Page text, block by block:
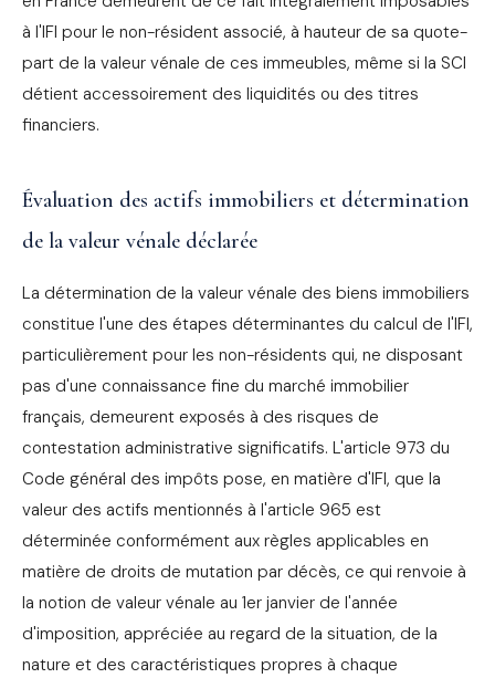
à l'IFI pour le non-résident associé, à hauteur de sa quote-
part de la valeur vénale de ces immeubles, même si la SCI
détient accessoirement des liquidités ou des titres
financiers.
Évaluation des actifs immobiliers et détermination
de la valeur vénale déclarée
La détermination de la valeur vénale des biens immobiliers
constitue l'une des étapes déterminantes du calcul de l'IFI,
particulièrement pour les non-résidents qui, ne disposant
pas d'une connaissance fine du marché immobilier
français, demeurent exposés à des risques de
contestation administrative significatifs. L'article 973 du
Code général des impôts pose, en matière d'IFI, que la
valeur des actifs mentionnés à l'article 965 est
déterminée conformément aux règles applicables en
matière de droits de mutation par décès, ce qui renvoie à
la notion de valeur vénale au 1er janvier de l'année
d'imposition, appréciée au regard de la situation, de la
nature et des caractéristiques propres à chaque